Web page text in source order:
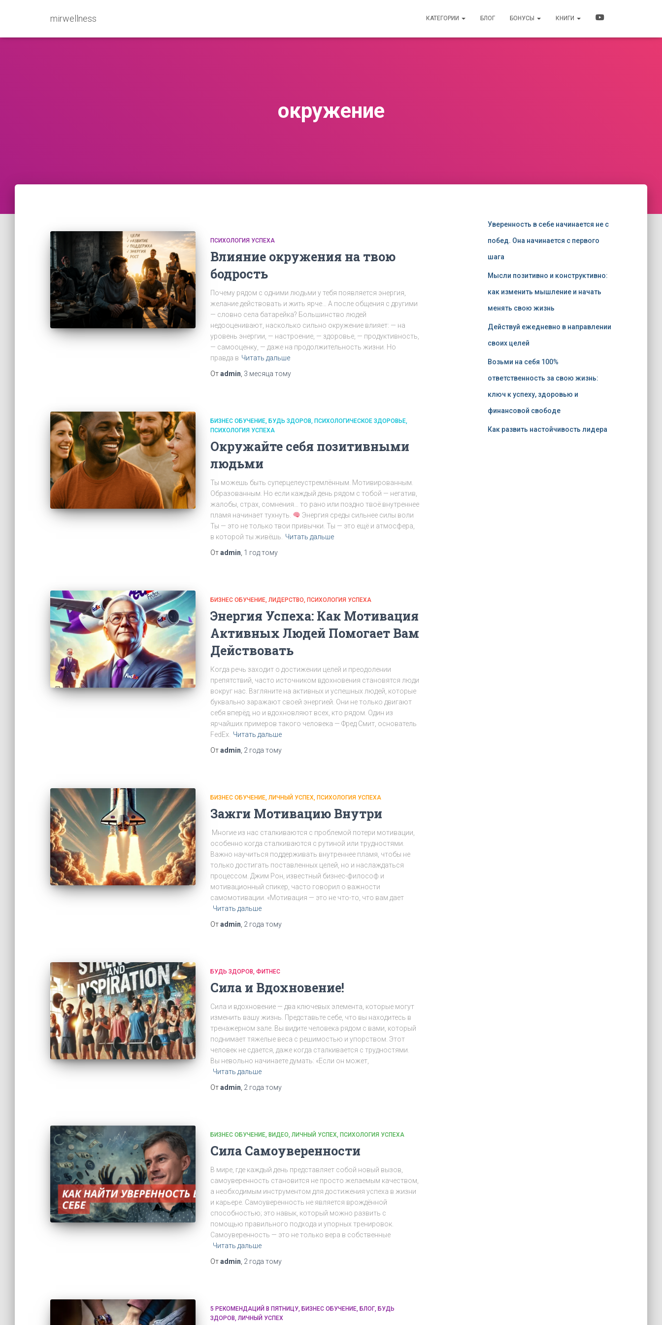
mirwellness КАТЕГОРИИ БЛОГ БОНУСЫ КНИГИ
окружение
ПСИХОЛОГИЯ УСПЕХА
Влияние окружения на твою
бодрость
Почему рядом с одними людьми у тебя появляется энергия,
желание действовать и жить ярче… А после общения с другими
— словно села батарейка? Большинство людей
недооценивают, насколько сильно окружение влияет: — на
уровень энергии, — настроение, — здоровье, — продуктивность,
— самооценку, — даже на продолжительность жизни. Но
правда в Читать дальше
Отadmin 3 месяца тому
БИЗНЕС ОБУЧЕНИЕ БУДЬ ЗДОРОВ
ПСИХОЛОГИЧЕСКОЕ ЗДОРОВЬЕ
ПСИХОЛОГИЯ УСПЕХА
Окружайте себя позитивными
людьми
Ты можешь быть суперцелеустремлённым. Мотивированным.
Образованным. Но если каждый день рядом с тобой — негатив,
жалобы, страх, сомнения… то рано или поздно твоё внутреннее
пламя начинает тухнуть.
Энергия среды сильнее силы воли
Ты — это не только твои привычки. Ты — это ещё и атмосфера,
в которой ты живёшь.
Читать дальше
Отadmin 1 годтому
БИЗНЕС ОБУЧЕНИЕ ЛИДЕРСТВО ПСИХОЛОГИЯ УСПЕХА
Энергия Успеха: Как Мотивация
Активных Людей Помогает Вам
Действовать
Когда речь заходит о достижении целей и преодолении
препятствий, часто источником вдохновения становятся люди
вокруг нас. Взгляните на активных и успешных людей, которые
буквально заражают своей энергией. Они не только двигают
себя вперёд, но и вдохновляют всех, кто рядом. Один из
ярчайших примеров такого человека — Фред Смит, основатель
FedEx.
Читать дальше
Отadmin 2 года тому
БИЗНЕС ОБУЧЕНИЕ ЛИЧНЫЙ УСПЕХ ПСИХОЛОГИЯ УСПЕХА
Зажги Мотивацию Внутри
Многие из нас сталкиваются с проблемой потери мотивации,
особенно когда сталкиваются с рутиной или трудностями.
Важно научиться поддерживать внутреннее пламя, чтобы не
только достигать поставленных целей, но и наслаждаться
процессом. Джим Рон, известный бизнес-философ и
мотивационный спикер, часто говорил о важности
самомотивации. «Мотивация — это не что-то, что вам дает
Читать дальше
Отadmin 2 года тому
БУДЬ ЗДОРОВ ФИТНЕС
Сила и Вдохновение!
Сила и вдохновение — два ключевых элемента, которые могут
изменить вашу жизнь. Представьте себе, что вы находитесь в
тренажерном зале. Вы видите человека рядом с вами, который
поднимает тяжелые веса с решимостью и упорством. Этот
человек не сдается, даже когда сталкивается с трудностями.
Вы невольно начинаете думать: «Если он может,
Читать дальше
Отadmin 2 года тому
БИЗНЕС ОБУЧЕНИЕ ВИДЕО ЛИЧНЫЙ УСПЕХ ПСИХОЛОГИЯ УСПЕХА
Сила Самоуверенности
В мире, где каждый день представляет собой новый вызов,
самоуверенность становится не просто желаемым качеством,
а необходимым инструментом для достижения успеха в жизни
и карьере. Самоуверенность не является врождённой
способностью; это навык, который можно развить с
помощью правильного подхода и упорных тренировок.
Самоуверенность — это не только вера в собственные
Читать дальше
Отadmin 2 года тому
5 РЕКОМЕНДАЦИЙ В ПЯТНИЦУ БИЗНЕС ОБУЧЕНИЕ БЛОГ БУДЬ
ЗДОРОВ ЛИЧНЫЙ УСПЕХ
Уверенность в себе начинается не с
побед. Она начинается с первого
шага
Мысли позитивно и конструктивно:
как изменить мышление и начать
менять свою жизнь
Действуй ежедневно в направлении
своих целей
Возьми на себя 100%
ответственность за свою жизнь:
ключ к успеху, здоровью и
финансовой свободе
Как развить настойчивость лидера